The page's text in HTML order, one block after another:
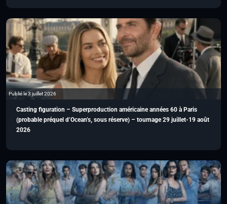
Publié le 3 juillet 2026
Casting figuration – Superproduction américaine années 60 à Paris
(probable préquel d’Ocean’s, sous réserve) – tournage 29 juillet-19 août
2026